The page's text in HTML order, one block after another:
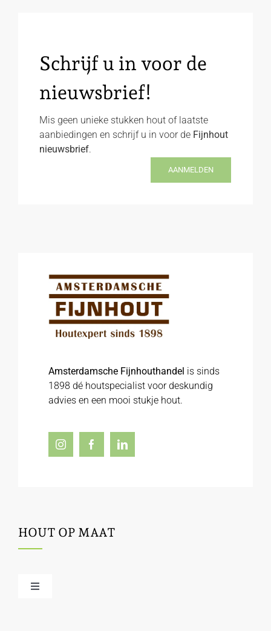
Schrijf u in voor de
nieuwsbrief!
Mis geen unieke stukken hout of laatste
aanbiedingen en schrijf u in voor de Fijnhout
nieuwsbrief.
AANMELDEN
Amsterdamsche Fijnhouthandel is sinds
1898 dé houtspecialist voor deskundig
advies en een mooi stukje hout.
HOUT OP MAAT
Toggle